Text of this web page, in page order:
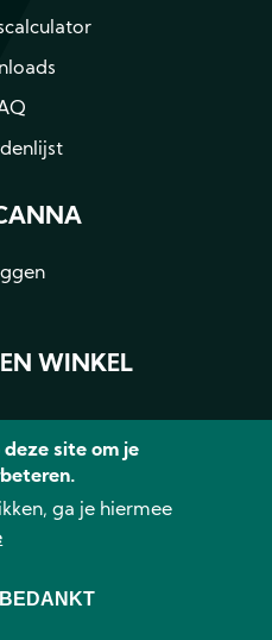
WINKEL
LinkedIn
- Alle rechten
site om je
ga je hiermee